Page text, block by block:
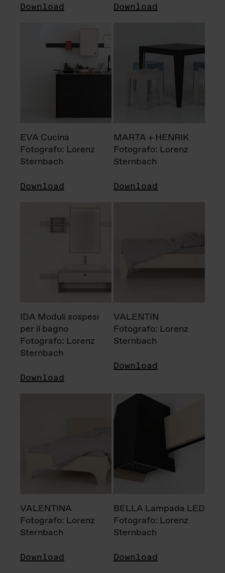
Download Download
EVA Cucina
Fotografo: Lorenz
Sternbach
Download
MARTA + HENRIK
Fotografo: Lorenz
Sternbach
Download
IDA Moduli sospesi
per il bagno
Fotografo: Lorenz
Sternbach
Download
VALENTIN
Fotografo: Lorenz
Sternbach
Download
VALENTINA
Fotografo: Lorenz
Sternbach
Download
BELLA Lampada LED
Fotografo: Lorenz
Sternbach
Download